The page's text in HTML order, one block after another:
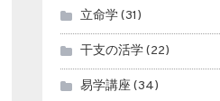
立命学(31)
干支の活学(22)
易学講座(34)